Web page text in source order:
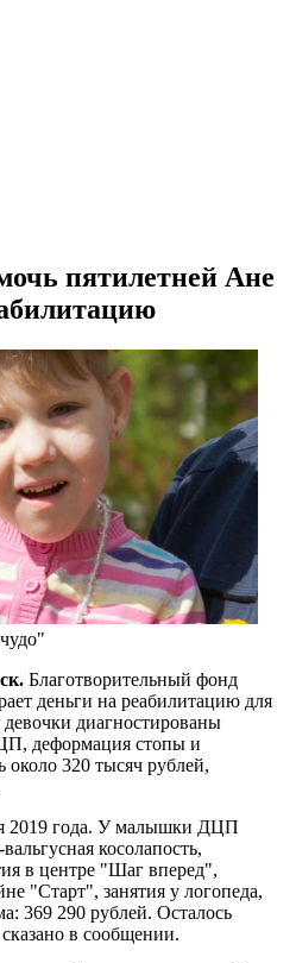
пятилетней Ане
Благотворительный фонд
деньги на реабилитацию для
диагностированы
деформация стопы и
около 320 тысяч рублей,
2019 года. У малышки ДЦП
косолапость,
в центре "Шаг вперед",
"Старт", занятия у логопеда,
369 290 рублей. Осталось
в сообщении.